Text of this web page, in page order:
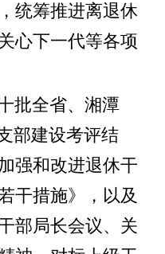
统筹推进离退休
心下一代等各项
批全省、湘潭
部建设考评结
强和改进退休干
干措施》，以及
部局长会议、关